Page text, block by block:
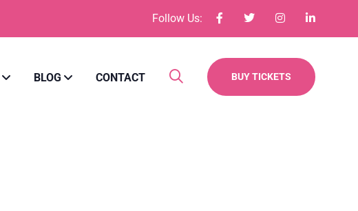
Follow Us:
BLOG CONTACT BUY TICKETS